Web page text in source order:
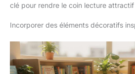
clé pour rendre le coin lecture
Incorporer des éléments décoratifs